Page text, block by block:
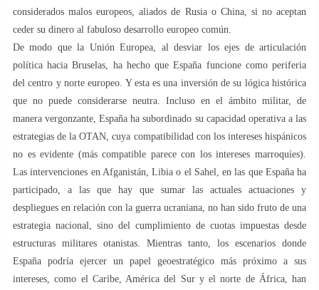
considerados malos europeos, aliados de Rusia o China, si no aceptan
ceder su dinero al fabuloso desarrollo europeo común.
De modo que la Unión Europea, al desviar los ejes de articulación
política hacia Bruselas, ha hecho que España funcione como periferia
del centro y norte europeo. Y esta es una inversión de su lógica histórica
que no puede considerarse neutra. Incluso en el ámbito militar, de
manera vergonzante, España ha subordinado su capacidad operativa a las
estrategias de la OTAN, cuya compatibilidad con los intereses hispánicos
no es evidente (más compatible parece con los intereses marroquíes).
Las intervenciones en Afganistán, Libia o el Sahel, en las que España ha
participado, a las que hay que sumar las actuales actuaciones y
despliegues en relación con la guerra ucraniana, no han sido fruto de una
estrategia nacional, sino del cumplimiento de cuotas impuestas desde
estructuras militares otanistas. Mientras tanto, los escenarios donde
España podría ejercer un papel geoestratégico más próximo a sus
intereses, como el Caribe, América del Sur y el norte de África, han